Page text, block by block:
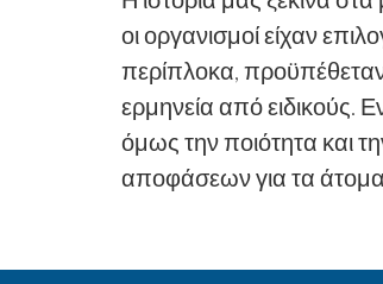
οι οργανισμοί είχαν
περίπλοκα,
ερμηνεία από
όμως την ποιότητα και
αποφάσεων για τα